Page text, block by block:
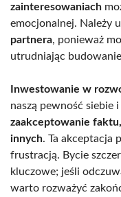
zainteresowaniach
emocjonalnej. Należy
partnera, ponieważ
utrudniając
Inwestowanie w
naszą pewność siebie
zaakceptowanie
innych. Ta akceptacja
frustracją. Bycie
kluczowe; jeśli
warto rozważyć